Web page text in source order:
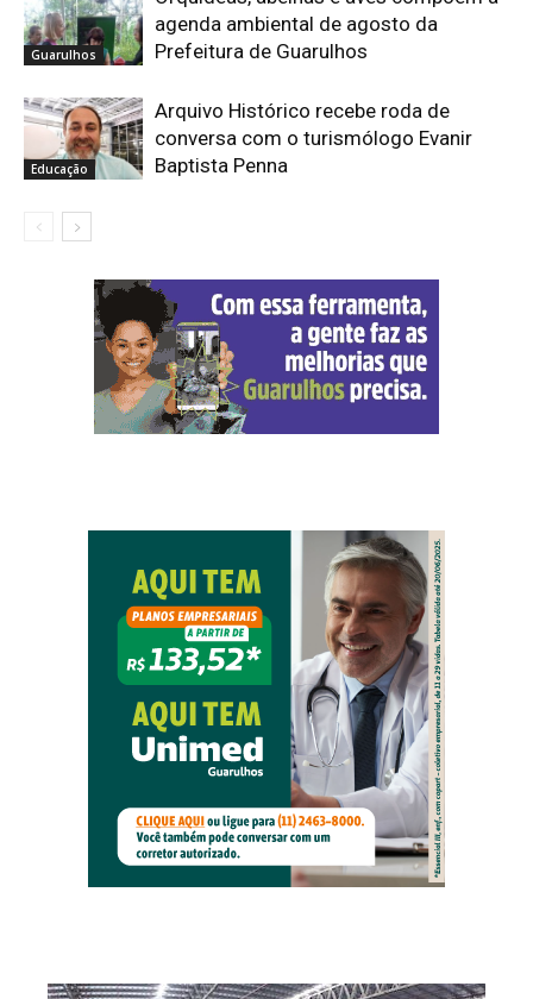
Guarulhos
agenda ambiental de agosto da
Prefeitura de Guarulhos
Educação
Arquivo Histórico recebe roda de
conversa com o turismólogo Evanir
Baptista Penna